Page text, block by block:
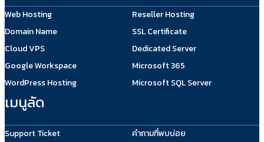
Web Hosting
Domain Name
Cloud VPS
Google Workspace
WordPress Hosting
Reseller Hosting
SSL Certificate
Dedicated Server
Microsoft 365
Microsoft SQL Server
เมนูลัด
Support Ticket
คำถามที่พบบ่อย